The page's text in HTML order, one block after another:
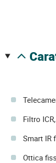
Filtro
Smart IR
Ottica